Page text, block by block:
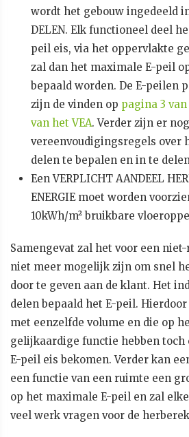
wordt het gebouw ingedeeld
DELEN. Elk functioneel deel
peil eis, via het oppervlakte
zal dan het maximale E-peil
bepaald worden. De E-peilen
zijn de vinden op pagina 3
van het VEA. Verder zijn er
vereenvoudigingsregels over
delen te bepalen en in te
Een VERPLICHT AANDEEL
ENERGIE moet worden
10kWh/m² bruikbare
Samengevat zal het voor een
niet meer mogelijk zijn om snel
door te geven aan de klant. Het
delen bepaald het E-peil.
met eenzelfde volume en die op
gelijkaardige functie hebben toch
E-peil eis bekomen. Verder kan
een functie van een ruimte een
op het maximale E-peil en zal
veel werk vragen voor de